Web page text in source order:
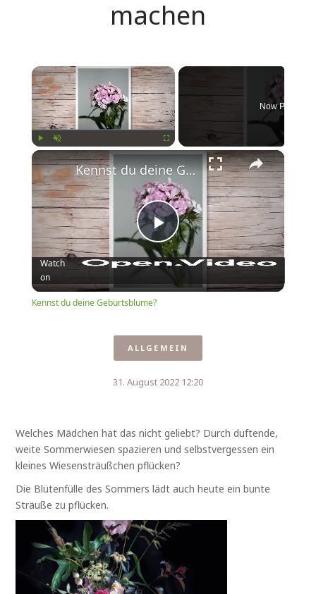
machen
×
Fullscreen
Now Playing
×
Play
Video
Kennst du deine Geburtsblume?
Watch
on
Kennst du deine Geburtsblume?
ALLGEMEIN
31. August 2022 12:20
Welches Mädchen hat das nicht geliebt? Durch duftende,
weite Sommerwiesen spazieren und selbstvergessen ein
kleines Wiesensträußchen pflücken?
Die Blütenfülle des Sommers lädt auch heute ein bunte
Sträuße zu pflücken.